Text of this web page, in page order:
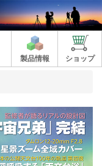
製品情報 ショップ